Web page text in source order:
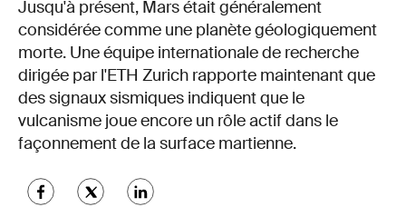
Jusqu'à présent, Mars était généralement
considérée comme une planète géologiquement
morte. Une équipe internationale de recherche
dirigée par l'ETH Zurich rapporte maintenant que
des signaux sismiques indiquent que le
vulcanisme joue encore un rôle actif dans le
façonnement de la surface martienne.